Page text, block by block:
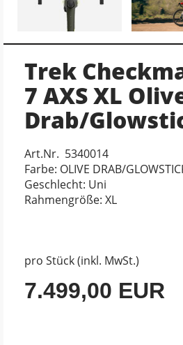
Trek
7 AXS XL
Drab/
Art.Nr. 5340014
Farbe: OLIVE DRAB/
Geschlecht: Uni
Rahmengröße: XL
pro Stück (inkl. MwSt.)
7.499,00 EUR